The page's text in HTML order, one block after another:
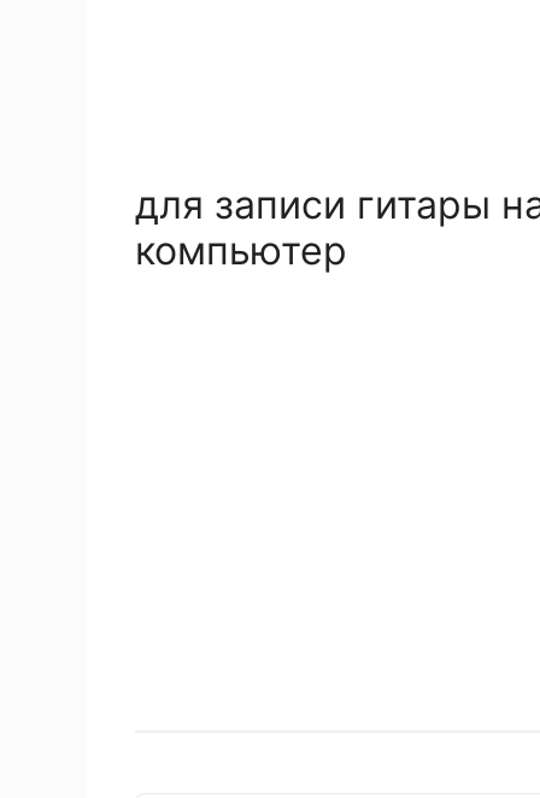
для записи гитары
компьютер